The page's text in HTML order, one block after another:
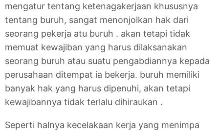
mengatur tentang ketenagakerjaan khususnya
tentang buruh, sangat menonjolkan hak dari
seorang pekerja atu buruh . akan tetapi tidak
memuat kewajiban yang harus dilaksanakan
seorang buruh atau suatu pengabdiannya kepada
perusahaan ditempat ia bekerja. buruh memiliki
banyak hak yang harus dipenuhi, akan tetapi
kewajibannya tidak terlalu dihiraukan .
Seperti halnya kecelakaan kerja yang menimpa